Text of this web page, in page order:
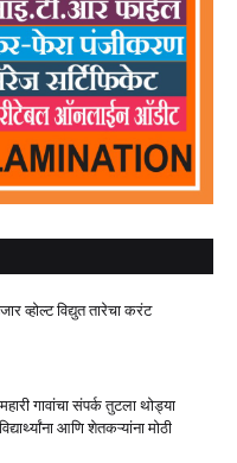
व्होल्ट विद्युत तारेचा करंट
गावांचा संपर्क तुटला ​थोड्या
आणि शेतकऱ्यांना मोठी